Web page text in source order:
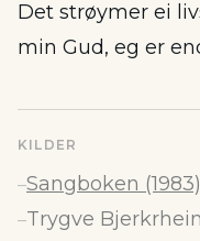
Det strøymer ei
min Gud, eg er
KILDER
–Sangboken (1983)
–Trygve